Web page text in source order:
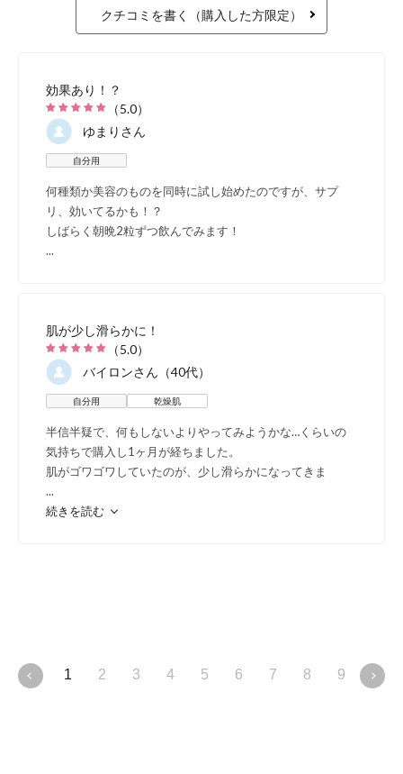
クチコミを書く（購入した方限定）
効果あり！？
（5.0）
ゆまり さん
自分用
何種類か美容のものを同時に試し始めたのですが、サプ
リ、効いてるかも！？
しばらく朝晩2粒ずつ飲んでみます！
...
肌が少し滑らかに！
（5.0）
バイロンさん（40代）
自分用 乾燥肌
半信半疑で、何もしないよりやってみようかな…くらいの
気持ちで購入し1ヶ月が経ちました。
肌がゴワゴワしていたのが、少し滑らかになってきま
...
続きを読む
1 2 3 4 5 6 7 8 9 10